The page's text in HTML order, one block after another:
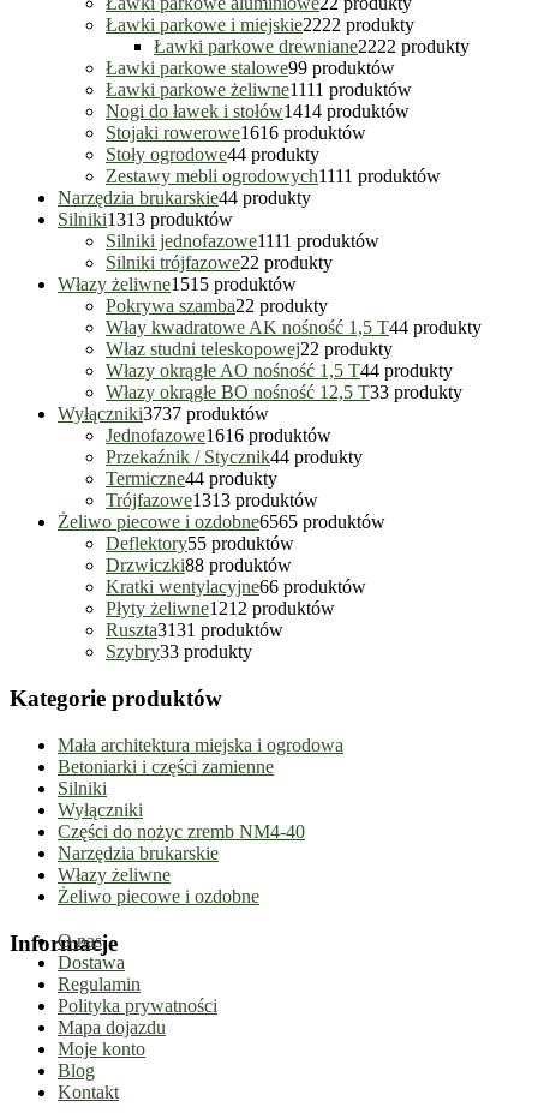
Ławki parkowe i miejskie2222 produkty
Ławki parkowe drewniane2222 produkty
Ławki parkowe stalowe99 produktów
Ławki parkowe żeliwne1111 produktów
Nogi do ławek i stołów1414 produktów
Stojaki rowerowe1616 produktów
Stoły ogrodowe44 produkty
Zestawy mebli ogrodowych1111 produktów
Narzędzia brukarskie44 produkty
Silniki1313 produktów
Silniki jednofazowe1111 produktów
Silniki trójfazowe22 produkty
Włazy żeliwne1515 produktów
Pokrywa szamba22 produkty
Włay kwadratowe AK nośność 1,5 T44 produkty
Właz studni teleskopowej22 produkty
Włazy okrągłe AO nośność 1,5 T44 produkty
Włazy okrągłe BO nośność 12,5 T33 produkty
Wyłączniki3737 produktów
Jednofazowe1616 produktów
Przekaźnik / Stycznik44 produkty
Termiczne44 produkty
Trójfazowe1313 produktów
Żeliwo piecowe i ozdobne6565 produktów
Deflektory55 produktów
Drzwiczki88 produktów
Kratki wentylacyjne66 produktów
Płyty żeliwne1212 produktów
Ruszta3131 produktów
Szybry33 produkty
Kategorie produktów
Mała architektura miejska i ogrodowa
Betoniarki i części zamienne
Silniki
Wyłączniki
Części do nożyc zremb NM4-40
Narzędzia brukarskie
Włazy żeliwne
Żeliwo piecowe i ozdobne
Informacje
O nas
Dostawa
Regulamin
Polityka prywatności
Mapa dojazdu
Moje konto
Blog
Kontakt